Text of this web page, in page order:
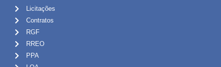
Licitações
Contratos
RGF
RREO
PPA